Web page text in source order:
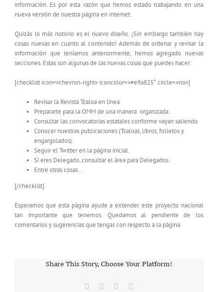
información. Es por esta razón que hemos estado trabajando en una
nueva versión de nuestra página en internet.
Quizás lo más notorio es el nuevo diseño. ¡Sin embargo también hay
cosas nuevas en cuanto al contenido! Además de ordenar y revisar la
información que teníamos anteriormente, hemos agregado nuevas
secciones. Estas son algunas de las nuevas cosas que puedes hacer:
[checklist icon=»chevron-right» iconcolor=»#e9a825″ circle=»no»]
Revisar la Revista Tzaloa en línea.
Prepararte para la OMM de una manera organizada.
Consultar las convocatorias estatales conforme vayan saliendo.
Conocer nuestras publicaciones (Tzaloas, libros, folletos y
engargolados).
Seguir el Twitter en la página inicial.
Si eres Delegado, consultar el área para Delegados.
Entre otras cosas…
[/checklist]
Esperamos que esta página ayude a extender este proyecto nacional
tan importante que tenemos. Quedamos al pendiente de los
comentarios y sugerencias que tengas con respecto a la página.
Share This Story, Choose Your Platform!
Facebook